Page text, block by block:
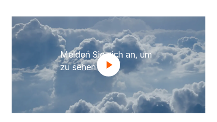
Melden Sie sich an, um
zu sehen